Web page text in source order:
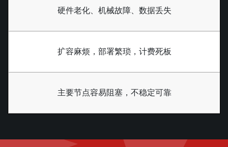
硬件老化、机械故障、数据丢失
扩容麻烦，部署繁琐，计费死板
主要节点容易阻塞，不稳定可靠